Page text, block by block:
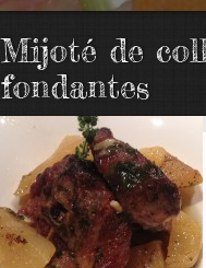
Mijoté de
fondantes